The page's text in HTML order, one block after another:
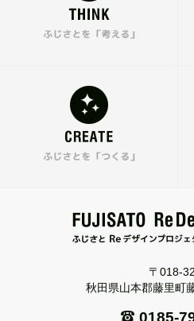
〒018-
秋田県山本郡藤里町